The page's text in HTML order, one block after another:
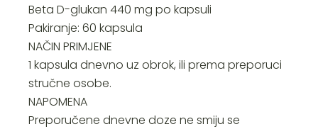
Beta D-glukan 440 mg po kapsuli
Pakiranje: 60 kapsula
NAČIN PRIMJENE
1 kapsula dnevno uz obrok, ili prema preporuci
stručne osobe.
NAPOMENA
Preporučene dnevne doze ne smiju se